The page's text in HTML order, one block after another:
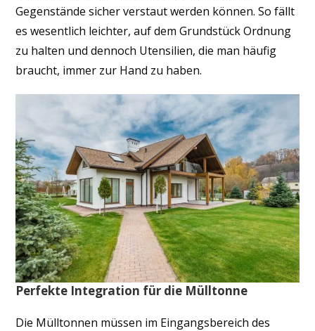
Gegenstände sicher verstaut werden können. So fällt
es wesentlich leichter, auf dem Grundstück Ordnung
zu halten und dennoch Utensilien, die man häufig
braucht, immer zur Hand zu haben.
Perfekte Integration für die Mülltonne
Die Mülltonnen müssen im Eingangsbereich des